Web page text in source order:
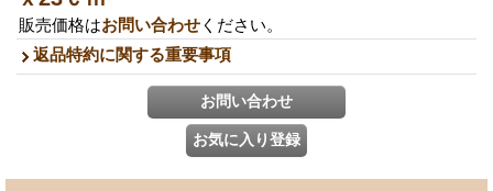
販売価格はお問い合わせ ください。
返品特約に関する重要事項